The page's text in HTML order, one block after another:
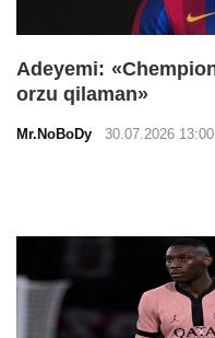
Adeyemi:
orzu qilaman»
Mr.NoBoDy 30.07.2026 13:00